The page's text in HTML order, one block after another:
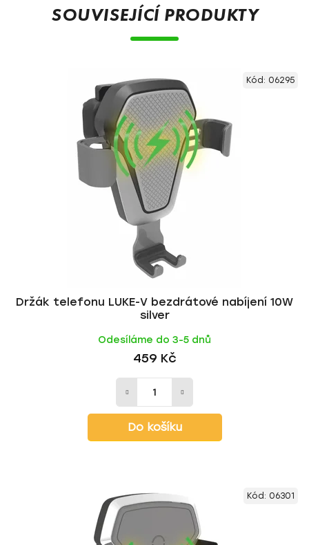
SOUVISEJÍCÍ PRODUKTY
Držák telefonu LUKE-V bezdrátové nabíjení 10W
silver
Odesíláme do 3-5 dnů
459 Kč
Do košíku
Kód: 06295
Kód: 06301